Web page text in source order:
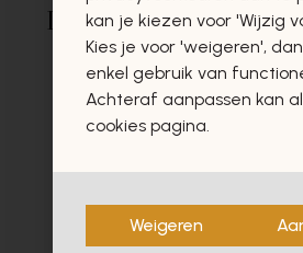
Deze producten
vast ook
kan je kiezen voor 'Wijzig
Kies je voor 'weigeren',
enkel gebruik van
Achteraf aanpassen kan
cookies pagina.
Weigeren